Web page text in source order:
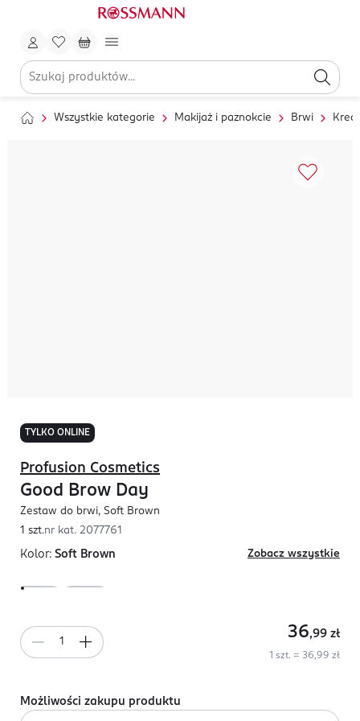
Wszystkie kategorie Makijaż i paznokcie Brwi
TYLKO ONLINE
Profusion Cosmetics
Good Brow Day
Zestaw do brwi, Soft Brown
1 szt.nr kat. 2077761
Kolor: Soft Brown Zobacz wszystkie
36,99 zł
1 szt. = 36,99 zł
Możliwości zakupu produktu